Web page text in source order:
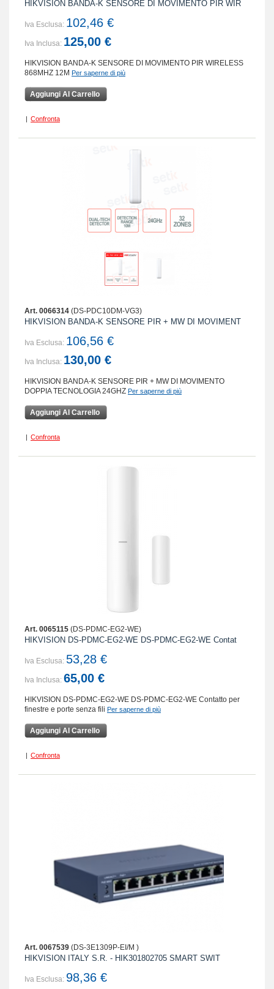
HIKVISION BANDA-K SENSORE DI MOVIMENTO PIR WIR
Iva Esclusa: 102,46 €
Iva Inclusa: 125,00 €
HIKVISION BANDA-K SENSORE DI MOVIMENTO PIR WIRELESS
868MHZ 12M Per saperne di più
Aggiungi Al Carrello
| Confronta
Art. 0066314 (DS-PDC10DM-VG3)
HIKVISION BANDA-K SENSORE PIR + MW DI MOVIMENT
Iva Esclusa: 106,56 €
Iva Inclusa: 130,00 €
HIKVISION BANDA-K SENSORE PIR + MW DI MOVIMENTO
DOPPIA TECNOLOGIA 24GHZ Per saperne di più
Aggiungi Al Carrello
| Confronta
Art. 0065115 (DS-PDMC-EG2-WE)
HIKVISION DS-PDMC-EG2-WE DS-PDMC-EG2-WE Contat
Iva Esclusa: 53,28 €
Iva Inclusa: 65,00 €
HIKVISION DS-PDMC-EG2-WE DS-PDMC-EG2-WE Contatto per
finestre e porte senza fili Per saperne di più
Aggiungi Al Carrello
| Confronta
Art. 0067539 (DS-3E1309P-EI/M )
HIKVISION ITALY S.R. - HIK301802705 SMART SWIT
Iva Esclusa: 98,36 €